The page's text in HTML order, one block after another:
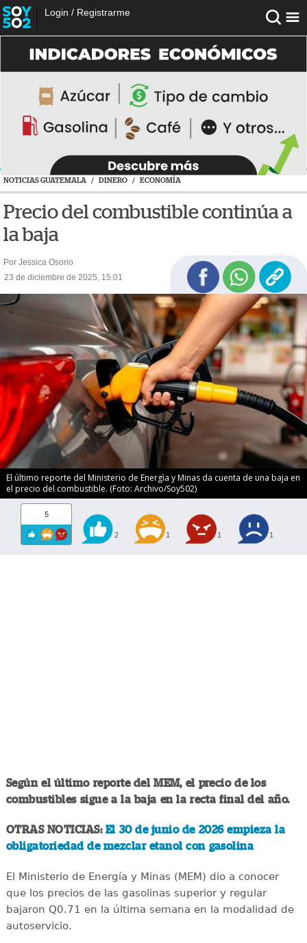
Login / Registrarme
NOTICIAS GUATEMALA / DINERO / ECONOMÍA
Precio del combustible continúa a
la baja
Por Jessica Osorio
23 de diciembre de 2025, 15:01
El último reporte del Ministerio de Energìa y Minas da cuenta de una baja en
el precio del combustible. (Foto: Archivo/Soy502)
5
2 1 1 1
Según el último reporte del MEM, el precio de los
combustibles sigue a la baja en la recta final del año.
OTRAS NOTICIAS: El 30 de junio de 2026 empieza la
obligatoriedad de mezclar etanol con gasolina
El Ministerio de Energía y Minas (MEM) dio a conocer
que los precios de las gasolinas superior y regular
bajaron Q0.71 en la última semana en la modalidad de
autoservicio.